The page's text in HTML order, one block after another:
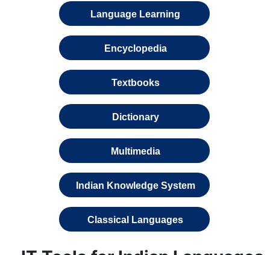
Language Learning
Encyclopedia
Textbooks
Dictionary
Multimedia
Indian Knowledge System
Classical Languages